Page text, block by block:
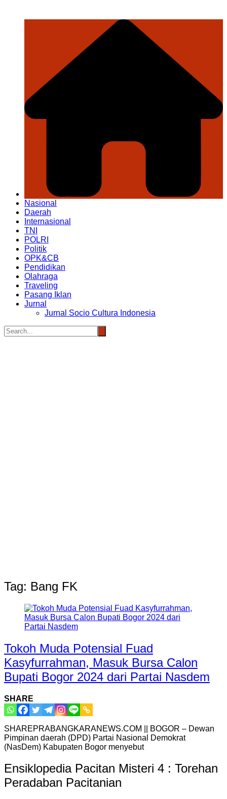
Nasional
Daerah
Internasional
TNI
POLRI
Politik
OPK&CB
Pendidikan
Olahraga
Traveling
Pasang Iklan
Jurnal
Jurnal Socio Cultura Indonesia
Tag: Bang FK
Tokoh Muda Potensial Fuad
Kasyfurrahman, Masuk Bursa Calon
Bupati Bogor 2024 dari Partai Nasdem
SHARE
SHAREPRABANGKARANEWS.COM || BOGOR – Dewan
Pimpinan daerah (DPD) Partai Nasional Demokrat
(NasDem) Kabupaten Bogor menyebut
Ensiklopedia Pacitan Misteri 4 : Torehan
Peradaban Pacitanian